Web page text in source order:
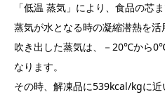
「低温 蒸気」により、食品の芯
蒸気が水となる時の凝縮潜熱を活
吹き出した蒸気は、－20℃から
なります。
その時、解凍品に539kcal/kgに